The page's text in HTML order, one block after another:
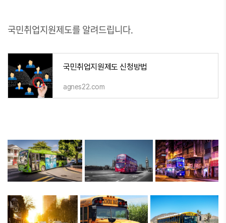
국민취업지원제도를 알려드립니다.
국민취업지원제도 신청방법
agnes22.com